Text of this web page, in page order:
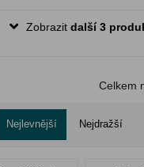
Zobrazit další 3
Celkem
Nejlevnější Nejdražší